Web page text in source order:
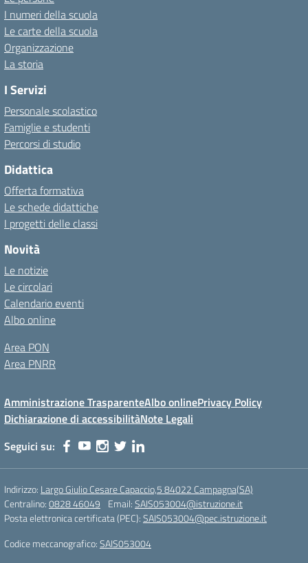
I numeri della scuola
Le carte della scuola
Organizzazione
La storia
I Servizi
Personale scolastico
Famiglie e studenti
Percorsi di studio
Didattica
Offerta formativa
Le schede didattiche
I progetti delle classi
Novità
Le notizie
Le circolari
Calendario eventi
Albo online
Area PON
Area PNRR
Amministrazione TrasparenteAlbo onlinePrivacy Policy
Dichiarazione di accessibilitàNote Legali
Seguici su:
Indirizzo: Largo Giulio Cesare Capaccio,5 84022 Campagna(SA)
Centralino:0828 46049 Email:SAIS053004@istruzione.it
Posta elettronica certificata (PEC):SAIS053004@pec.istruzione.it
Codice meccanografico:SAIS053004